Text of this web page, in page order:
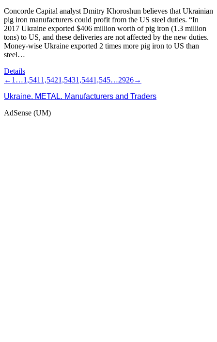
Concorde Capital analyst Dmitry Khoroshun believes that Ukrainian
pig iron manufacturers could profit from the US steel duties. “In
2017 Ukraine exported $406 million worth of pig iron (1.3 million
tons) to US, and these deliveries are not affected by the new duties.
Money-wise Ukraine exported 2 times more pig iron to US than
steel…
Details
← 1 …1,541 1,5421,5431,5441,545…2926→
Ukraine. METAL. Manufacturers and Traders
AdSense (UM)